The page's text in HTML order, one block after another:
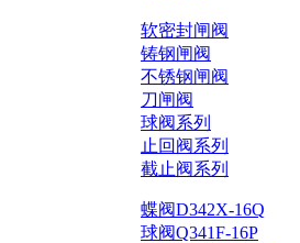
软密封闸阀
铸钢闸阀
不锈钢闸阀
刀闸阀
球阀系列
止回阀系列
截止阀系列
蝶阀D342X-16Q
球阀Q341F-16P